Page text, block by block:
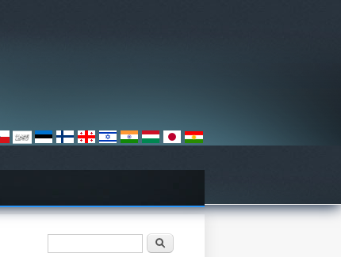
Paieškos forma